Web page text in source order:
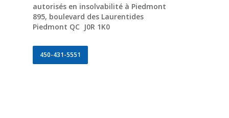
autorisés en insolvabilité à Piedmont
895, boulevard des Laurentides
Piedmont QC J0R 1K0
450-431-5551